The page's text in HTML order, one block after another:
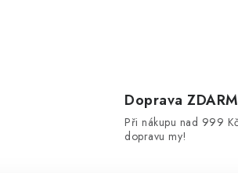
Doprava
Při nákupu nad 999
dopravu my!